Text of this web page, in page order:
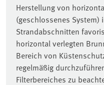
Herstellung von
(geschlossenes System)
Strandabschnitten
horizontal verlegten
Bereich von
regelmäßig
Filterbereiches zu